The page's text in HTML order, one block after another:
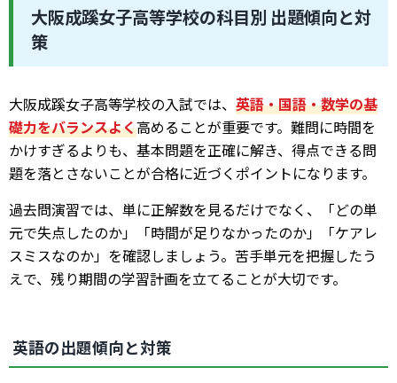
大阪成蹊女子高等学校の科目別 出題傾向と対
策
大阪成蹊女子高等学校の入試では、 英語・国語・数学の基
礎力をバランスよく高めることが重要です。難問に時間を
かけすぎるよりも、基本問題を正確に解き、得点できる問
題を落とさないことが合格に近づくポイントになります。
過去問演習では、単に正解数を見るだけでなく、「どの単
元で失点したのか」「時間が足りなかったのか」「ケアレ
スミスなのか」を確認しましょう。苦手単元を把握したう
えで、残り期間の学習計画を立てることが大切です。
英語の出題傾向と対策